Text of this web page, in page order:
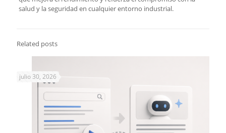
salud y la seguridad en cualquier entorno industrial.
Related posts
julio 30, 2026